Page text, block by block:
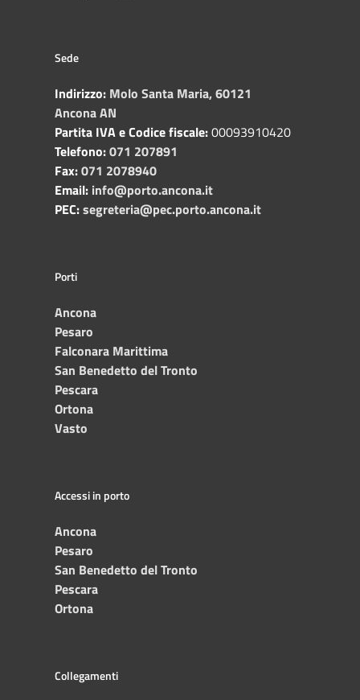
Sede
Indirizzo: Molo Santa Maria, 60121
Ancona AN
Partita IVA e Codice fiscale:00093910420
Telefono:071 207891
Fax:071 2078940
Email: info@porto.ancona.it
PEC:segreteria@pec.porto.ancona.it
Porti
Ancona
Pesaro
Falconara Marittima
San Benedetto del Tronto
Pescara
Ortona
Vasto
Accessi in porto
Ancona
Pesaro
San Benedetto del Tronto
Pescara
Ortona
Collegamenti